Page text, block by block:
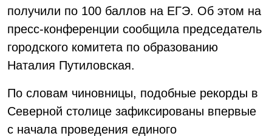
получили по 100 баллов на ЕГЭ. Об этом на
пресс-конференции сообщила председатель
городского комитета по образованию
Наталия Путиловская.
По словам чиновницы, подобные рекорды в
Северной столице зафиксированы впервые
с начала проведения единого